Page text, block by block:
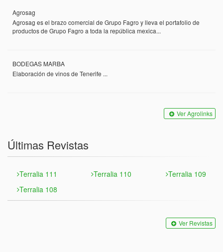
Agrosag
Agrosag es el brazo comercial de Grupo Fagro y lleva el portafolio de
productos de Grupo Fagro a toda la república mexica...
BODEGAS MARBA
Elaboración de vinos de Tenerife ...
Ver Agrolinks
Últimas Revistas
Terralia 111 Terralia 110
Terralia 109
Terralia 108
Ver Revistas